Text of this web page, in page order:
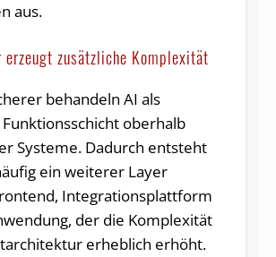
aus.
erzeugt zusätzliche Komplexität
behandeln AI als
oberhalb
Systeme. Dadurch entsteht
ein weiterer Layer
Integrationsplattform
der die Komplexität
erheblich erhöht.